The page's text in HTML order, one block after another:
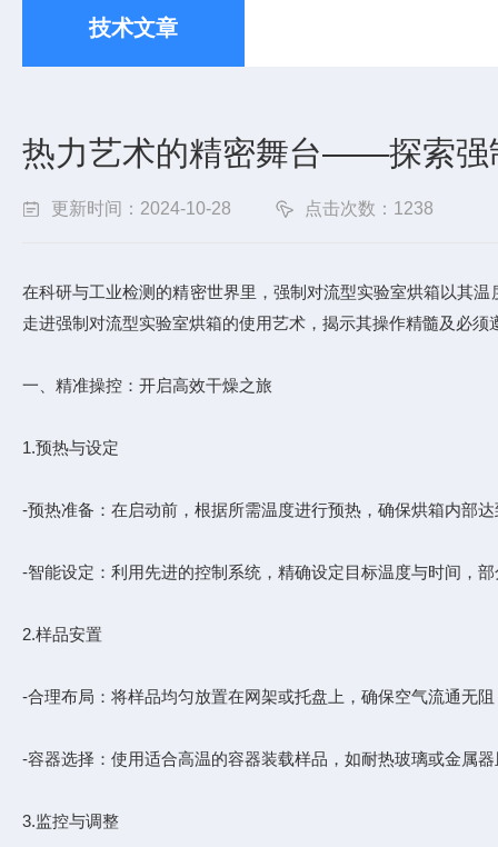
技术文章
热力艺术的精密舞台——探索强
更新时间：2024-10-28 点击次数：1238
在科研与工业检测的精密世界里，强制对流型实验室烘箱以其
走进强制对流型实验室烘箱的使用艺术，揭示其操作精髓及必须
一、精准操控：开启高效干燥之旅
1.预热与设定
-预热准备：在启动前，根据所需温度进行预热，确保烘箱内部
-智能设定：利用先进的控制系统，精确设定目标温度与时间，
2.样品安置
-合理布局：将样品均匀放置在网架或托盘上，确保空气流通无
-容器选择：使用适合高温的容器装载样品，如耐热玻璃或金属
3.监控与调整